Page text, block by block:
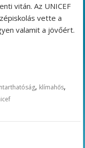
vitán. Az UNICEF
vette a
valamit a jövőért.
, klímahős,